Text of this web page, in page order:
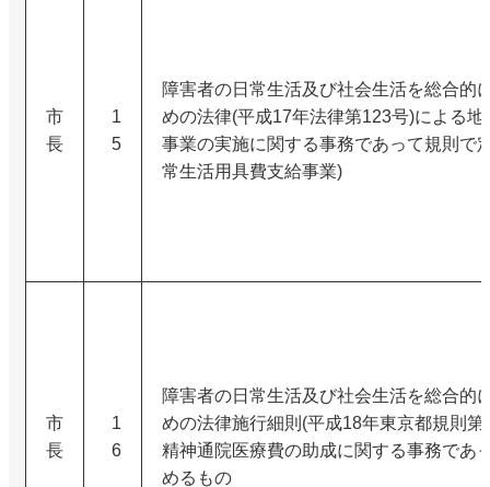
市
長
1
5
障害者の日常生活及び社会生活を総合的
めの法律(平成17年法律第123号)による地
事業の実施に関する事務であって規則で
常生活用具費支給事業)
市
長
1
6
障害者の日常生活及び社会生活を総合的
めの法律施行細則(平成18年東京都規則第
精神通院医療費の助成に関する事務であ
めるもの